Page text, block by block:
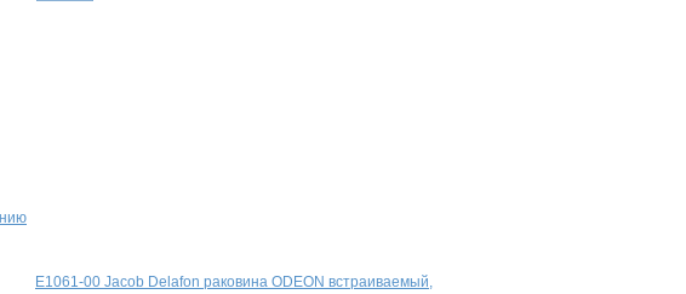
E1061-00 Jacob Delafon раковина ODEON встраиваемый,